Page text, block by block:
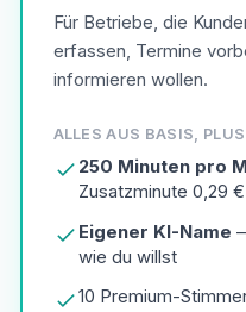
Für Betriebe, die
erfassen, Termine
informieren wollen.
ALLES AUS BASIS,
250 Minuten pro
Zusatzminute 0,29 €
Eigener KI-Name
wie du willst
10 Premium-